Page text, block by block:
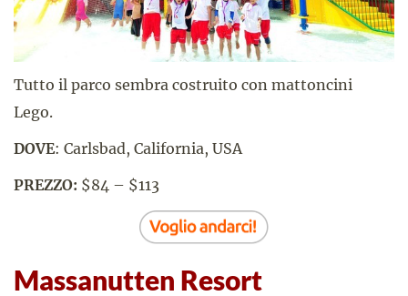
Tutto il parco sembra costruito con mattoncini
Lego.
DOVE: Carlsbad, California, USA
PREZZO: $84 – $113
Massanutten Resort